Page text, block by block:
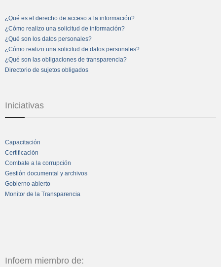
¿Qué es el derecho de acceso a la información?
¿Cómo realizo una solicitud de información?
¿Qué son los datos personales?
¿Cómo realizo una solicitud de datos personales?
¿Qué son las obligaciones de transparencia?
Directorio de sujetos obligados
Iniciativas
Capacitación
Certificación
Combate a la corrupción
Gestión documental y archivos
Gobierno abierto
Monitor de la Transparencia
Infoem miembro de: